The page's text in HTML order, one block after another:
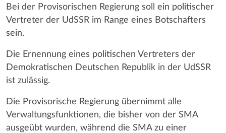
Bei der Provisorischen Regierung soll ein politischer
Vertreter der UdSSR im Range eines Botschafters
sein.
Die Ernennung eines politischen Vertreters der
Demokratischen Deutschen Republik in der UdSSR
ist zulässig.
Die Provisorische Regierung übernimmt alle
Verwaltungsfunktionen, die bisher von der SMA
ausgeübt wurden, während die SMA zu einer